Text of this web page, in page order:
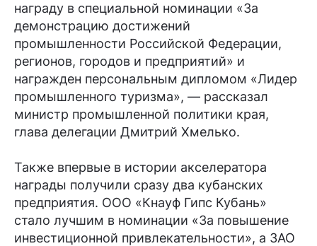
награду в специальной номинации «За
демонстрацию достижений
промышленности Российской Федерации,
регионов, городов и предприятий» и
награжден персональным дипломом «Лидер
промышленного туризма», — рассказал
министр промышленной политики края,
глава делегации Дмитрий Хмелько.
Также впервые в истории акселератора
награды получили сразу два кубанских
предприятия. ООО «Кнауф Гипс Кубань»
стало лучшим в номинации «За повышение
инвестиционной привлекательности», а ЗАО